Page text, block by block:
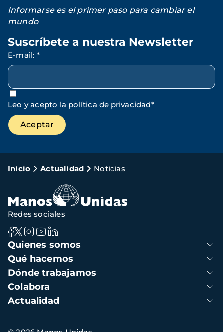
Informarse es el primer paso para cambiar el
mundo
Suscríbete a nuestra Newsletter
E-mail: *
Leo y acepto la política de privacidad*
Ruta
navegación
Inicio Actualidad Noticias
Navegación
principal
Quienes somos
Qué hacemos
Dónde trabajamos
Colabora
Actualidad
Redes sociales